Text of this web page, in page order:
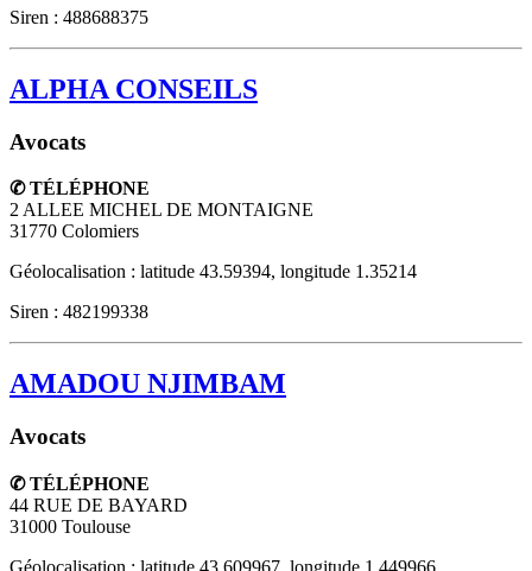
Siren : 488688375
ALPHA CONSEILS
Avocats
✆ TÉLÉPHONE
2 ALLEE MICHEL DE MONTAIGNE
31770 Colomiers
Géolocalisation : latitude 43.59394, longitude 1.35214
Siren : 482199338
AMADOU NJIMBAM
Avocats
✆ TÉLÉPHONE
44 RUE DE BAYARD
31000 Toulouse
Géolocalisation : latitude 43.609967, longitude 1.449966